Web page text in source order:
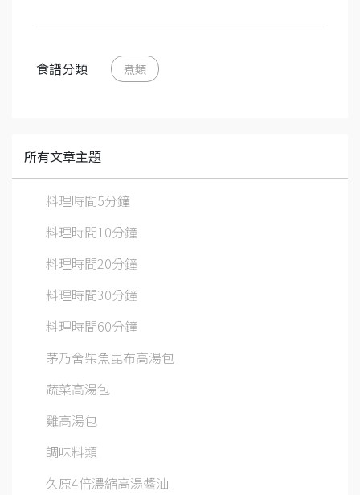
食譜分類 煮類
所有文章主題
料理時間5分鐘
料理時間10分鐘
料理時間20分鐘
料理時間30分鐘
料理時間60分鐘
茅乃舍柴魚昆布高湯包
蔬菜高湯包
雞高湯包
調味料類
久原4倍濃縮高湯醬油